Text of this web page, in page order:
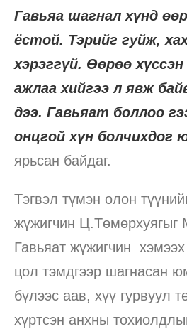
Гавьяа шагнал хүнд
ёстой. Тэрийг гуйж,
хэрэггүй. Өөрөө
ажлаа хийгээ л явж
дээ. Гавьяат боллоо
онцгой хүн болчихдог
ярьсан байдаг.
Тэгвэл түмэн олон
жүжигчин Ц.Төмөрхуягыг
Гавьяат жүжигчин
цол тэмдгээр шагнасан
бүлээс аав, хүү гурвуул
хүртсэн анхны